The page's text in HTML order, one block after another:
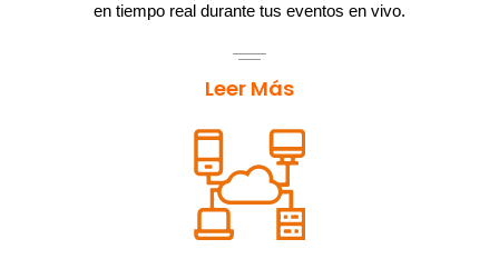
en tiempo real durante tus eventos en vivo.
Leer Más